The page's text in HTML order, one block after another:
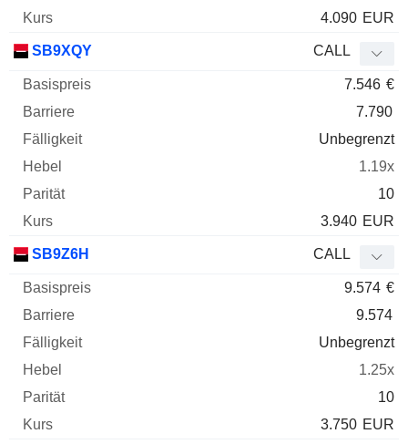
4.090 EUR
SB9XQY CALL
7.546 €
7.790
Unbegrenzt
1.19x
10
3.940 EUR
SB9Z6H CALL
9.574 €
9.574
Unbegrenzt
1.25x
10
3.750 EUR